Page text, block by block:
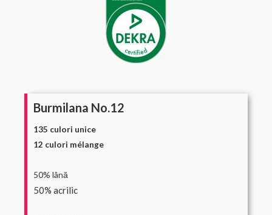
Burmilana No.12
135 culori unice
12 culori mélange
50% lână
50% acrilic